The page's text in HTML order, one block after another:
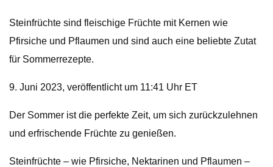
Steinfrüchte sind fleischige Früchte mit Kernen wie
Pfirsiche und Pflaumen und sind auch eine beliebte Zutat
für Sommerrezepte.
9. Juni 2023, veröffentlicht um 11:41 Uhr ET
Der Sommer ist die perfekte Zeit, um sich zurückzulehnen
und erfrischende Früchte zu genießen.
Steinfrüchte – wie Pfirsiche, Nektarinen und Pflaumen –